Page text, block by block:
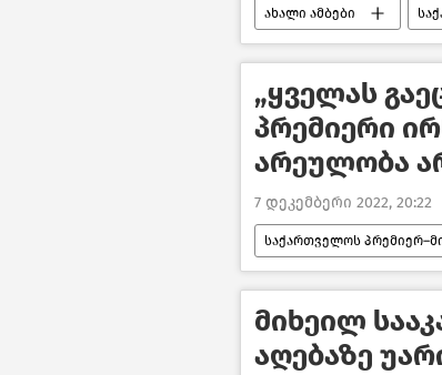
ახალი ამბები
დევნილთა, შრომის,
ექიმის რჩევები
„ყველას
პრემიერი
არეულობა
7 დეკემბერი 2022, 20:22
საქართველოს
მიხეილ სააკაშვილი
მიხეილ
აღებაზე